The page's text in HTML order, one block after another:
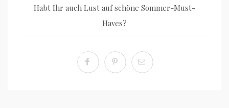
Habt Ihr auch Lust auf schöne Sommer-Must-
Haves?